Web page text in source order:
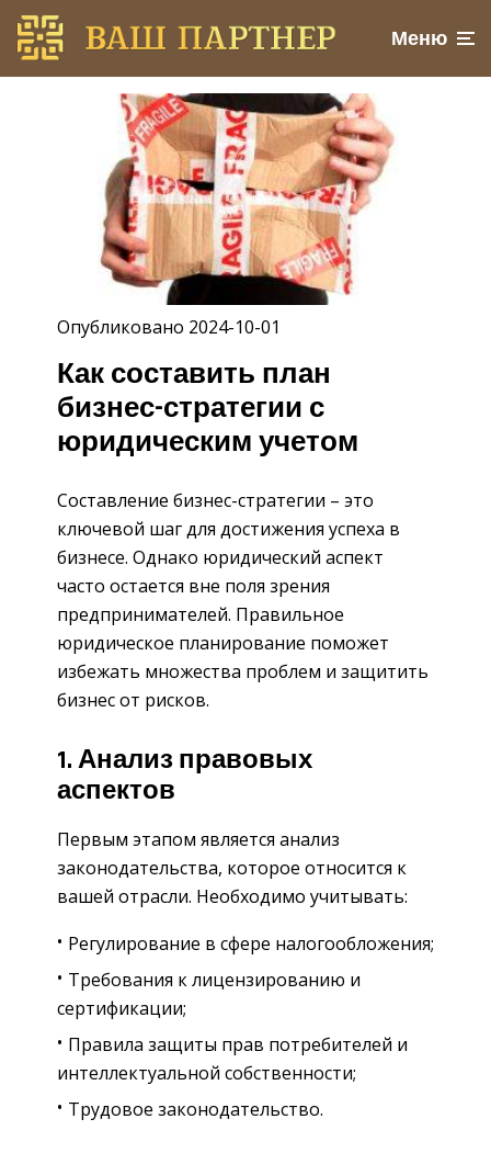
Меню
Опубликовано 2024-10-01
Как составить план
бизнес-стратегии с
юридическим учетом
Составление бизнес-стратегии – это
ключевой шаг для достижения успеха в
бизнесе. Однако юридический аспект
часто остается вне поля зрения
предпринимателей. Правильное
юридическое планирование поможет
избежать множества проблем и защитить
бизнес от рисков.
1. Анализ правовых
аспектов
Первым этапом является анализ
законодательства, которое относится к
вашей отрасли. Необходимо учитывать:
Регулирование в сфере налогообложения;
Требования к лицензированию и
сертификации;
Правила защиты прав потребителей и
интеллектуальной собственности;
Трудовое законодательство.